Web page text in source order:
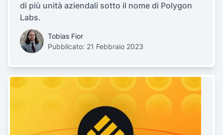
di più unità aziendali sotto il nome di Polygon
Labs.
Tobias Fior
Pubblicato: 21 Febbraio 2023